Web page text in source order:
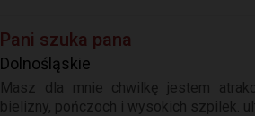
Pani szuka pana
Dolnośląskie
Masz dla mnie chwilkę jestem
bielizny, pończoch i wysokich szpilek.